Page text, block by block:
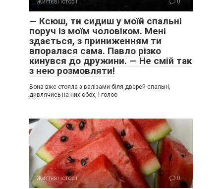
Життєві історії 0
— Ксюш, ти сидиш у моїй спальні
поруч із моїм чоловіком. Мені
здається, з приниженням ти
впоралася сама. Павло різко
кинувся до дружини. — Не смій так
з нею розмовляти!
Вона вже стояла з валізами біля дверей спальні,
дивлячись на них обох, і голос
Життєві історії 0